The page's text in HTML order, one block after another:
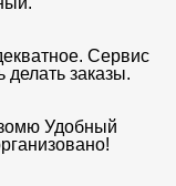
Сервис
делать заказы.
Удобный